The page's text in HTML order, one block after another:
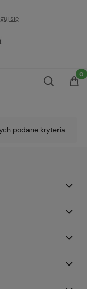
się
podane kryteria.